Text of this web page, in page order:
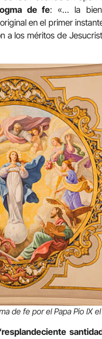
de fe: «… la
en el primer
a los méritos de
de fe por el Papa Pio IX